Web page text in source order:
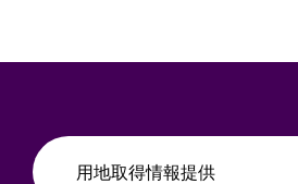
用地取得情報提供